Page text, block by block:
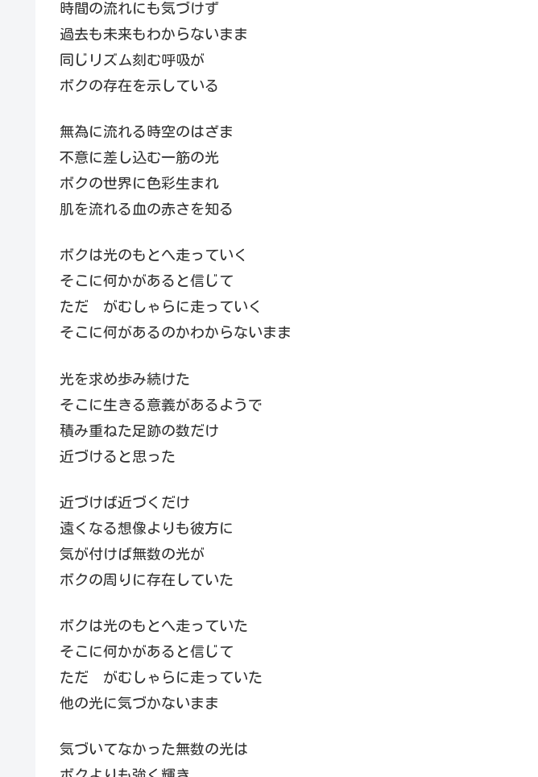
時間の流れにも気づけず
過去も未来もわからないまま
同じリズム刻む呼吸が
ボクの存在を示している
無為に流れる時空のはざま
不意に差し込む一筋の光
ボクの世界に色彩生まれ
肌を流れる血の赤さを知る
ボクは光のもとへ走っていく
そこに何かがあると信じて
ただ がむしゃらに走っていく
そこに何があるのかわからないまま
光を求め歩み続けた
そこに生きる意義があるようで
積み重ねた足跡の数だけ
近づけると思った
近づけば近づくだけ
遠くなる想像よりも彼方に
気が付けば無数の光が
ボクの周りに存在していた
ボクは光のもとへ走っていた
そこに何かがあると信じて
ただ がむしゃらに走っていた
他の光に気づかないまま
気づいてなかった無数の光は